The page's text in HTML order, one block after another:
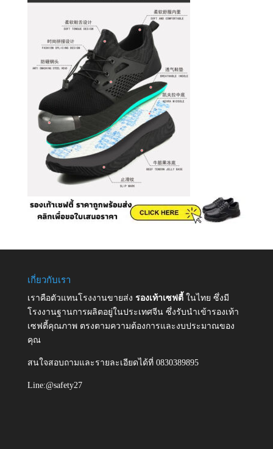
เกี่ยวกับเรา
เราคือตัวแทนโรงงานขายส่ง รองเท้าเซฟตี้ ในไทย ซึ่งมี
โรงงานฐานการผลิตอยู่ในประเทศจีน ซึ่งรับนำเข้ารองเท้า
เซฟตี้คุณภาพ ตรงตามความต้องการและงบประมาณของ
คุณ
สนใจสอบถามและรายละเอียดได้ที่ 0830389895
Line:@safety27